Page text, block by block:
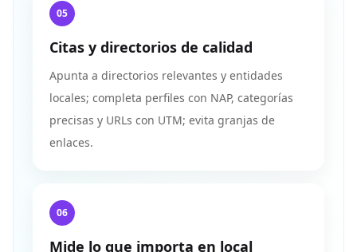
05
Citas y directorios de calidad
Apunta a directorios relevantes y entidades
locales; completa perfiles con NAP, categorías
precisas y URLs con UTM; evita granjas de
enlaces.
06
Mide lo que importa en local